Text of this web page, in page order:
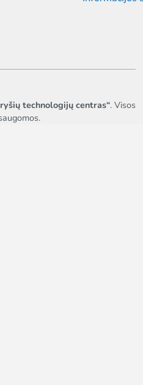
technologijų centras“. Visos